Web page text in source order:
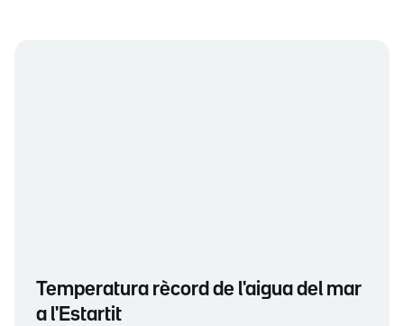
Temperatura rècord de l'aigua del mar
a l'Estartit